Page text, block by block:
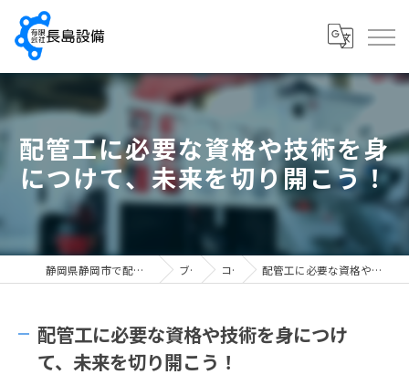
配管工に必要な資格や技術を身
につけて、未来を切り開こう！
静岡県静岡市で配管工の求人なら有限会社長島設備 ブログ コラム 配管工に必要な資格や技術を身につけて、未来を切り開こう！
配管工に必要な資格や技術を身につけ
て、未来を切り開こう！